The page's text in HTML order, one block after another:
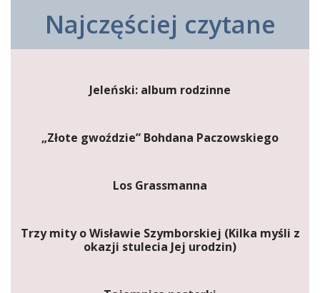
Najczęściej czytane
Jeleński: album rodzinne
„Złote gwoździe” Bohdana Paczowskiego
Los Grassmanna
Trzy mity o Wisławie Szymborskiej (Kilka myśli z
okazji stulecia Jej urodzin)